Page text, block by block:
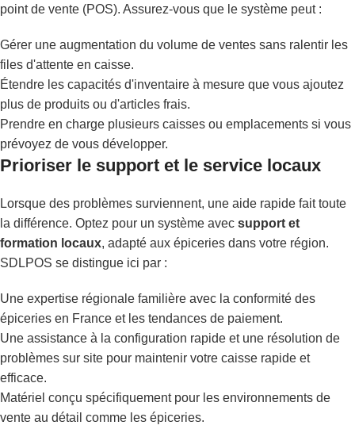
point de vente (POS). Assurez-vous que le système peut :
Gérer une augmentation du volume de ventes sans ralentir les
files d'attente en caisse.
Étendre les capacités d'inventaire à mesure que vous ajoutez
plus de produits ou d'articles frais.
Prendre en charge plusieurs caisses ou emplacements si vous
prévoyez de vous développer.
Prioriser le support et le service locaux
Lorsque des problèmes surviennent, une aide rapide fait toute
la différence. Optez pour un système avec support et
formation locaux, adapté aux épiceries dans votre région.
SDLPOS se distingue ici par :
Une expertise régionale familière avec la conformité des
épiceries en France et les tendances de paiement.
Une assistance à la configuration rapide et une résolution de
problèmes sur site pour maintenir votre caisse rapide et
efficace.
Matériel conçu spécifiquement pour les environnements de
vente au détail comme les épiceries.